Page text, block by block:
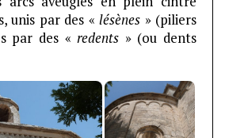
unis par des «lésènes » (piliers
par des «redents » (ou dents